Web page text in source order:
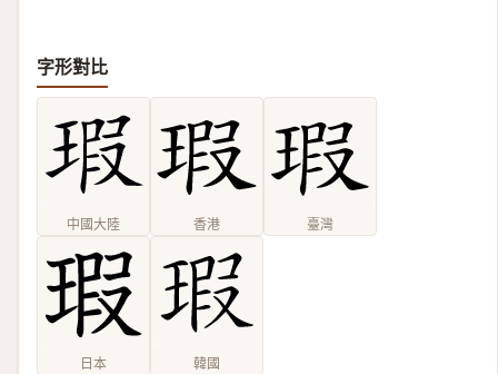
字形對比
中國大陸 香港 臺灣
日本 韓國